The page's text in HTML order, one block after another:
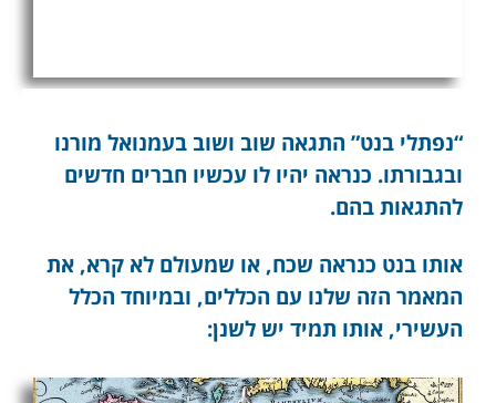
“נפתלי בנט” התגאה שוב ושוב בעמנואל מורנו
ובגבורתו. כנראה יהיו לו עכשיו חברים חדשים
להתגאות בהם.
אותו בנט כנראה שכח, או שמעולם לא קרא, את
המאמר הזה שלנו עם הכללים, ובמיוחד הכלל
העשירי, אותו תמיד יש לשנן: